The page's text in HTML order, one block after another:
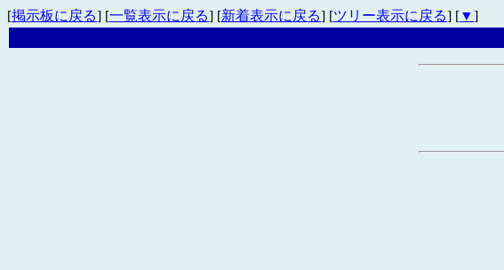
[掲示板に戻る] [一覧表示に戻る] [新着表示に戻る] [ツリー表示に戻る] [▼]